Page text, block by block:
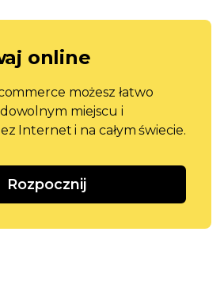
online
możesz łatwo
miejscu i
Internet i na całym świecie.
Rozpocznij